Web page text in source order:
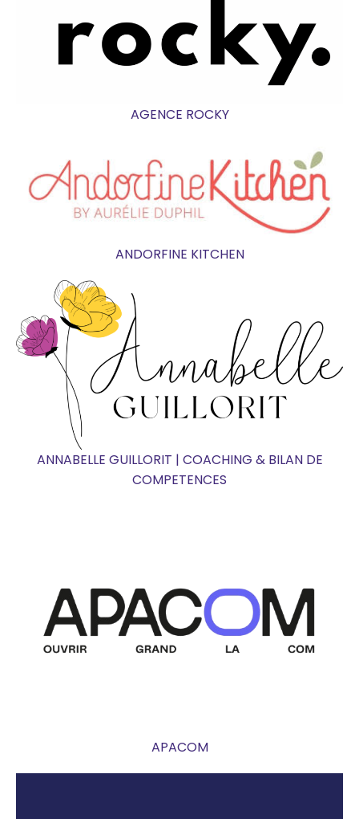
AGENCE ROCKY
ANDORFINE KITCHEN
ANNABELLE GUILLORIT | COACHING & BILAN DE
COMPETENCES
APACOM